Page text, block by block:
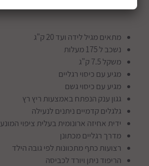
מתאים מגיל לידה ועד 20 ק"ג
נשכב ל 175 מעלות
משקל 7.5 ק"ג
מגיע עם כיסוי רגליים
מגיע עם כיסוי גשם
גגון ענק הנפתח באמצעות ריץ רץ
גלגלים קדמיים ניתנים לנעילה
ידית אחיזה ארונומית בעלית ציפוי
מדרך רגליים מכתונן
רצועות כתף מתכוונות לפי גובה הילד
הריפוד ניתן ויורד לכביסה